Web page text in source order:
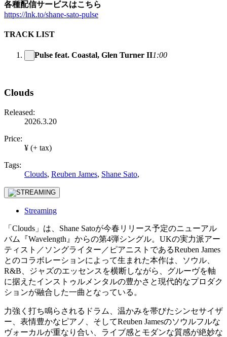
各種配信サービスはこちら
https://lnk.to/shane-sato-pulse
TRACK LIST
Pulse feat. Coastal, Glen Turner II1:00
Clouds
Released:
2026.3.20
Price:
¥ (+ tax)
Tags:
Clouds, Reuben James, Shane Sato,
Streaming
「Clouds」は、Shane Satoが今春リリース予定のニューアル
バム『Wavelength』からの第4弾シングル。UKの実力派アー
ティスト／ソングライター／ピアニストであるReuben James
とのコラボレーションによって生まれた本作は、ソウル、
R&B、ジャズのエッセンスを横断しながら、グルーヴを軸
に据えたインストゥルメンタルの豊かさと現代的なプロダク
ションが融合した一曲となっている。
力強く打ち鳴らされるドラム、温かみを帯びたシンセサイザ
ー、表情豊かなピアノ、そしてReuben Jamesのソウルフルな
ヴォーカルが重なり合い、ライブ感とモダンな質感が絶妙な